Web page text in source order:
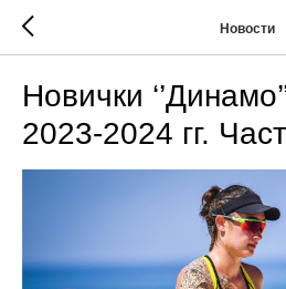
Новости
Новички
2023-2024 гг.